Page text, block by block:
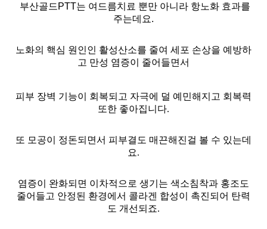
부산골드PTT는 여드름치료 뿐만 아니라 항노화 효과를
주는데요.
노화의 핵심 원인인 활성산소를 줄여 세포 손상을 예방하
고 만성 염증이 줄어들면서
피부 장벽 기능이 회복되고 자극에 덜 예민해지고 회복력
또한 좋아집니다.
또 모공이 정돈되면서 피부결도 매끈해진걸 볼 수 있는데
요.
염증이 완화되면 이차적으로 생기는 색소침착과 홍조도
줄어들고 안정된 환경에서 콜라겐 합성이 촉진되어 탄력
도 개선되죠.